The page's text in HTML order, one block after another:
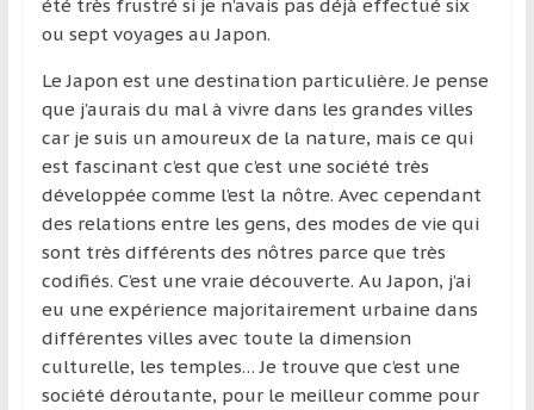
été très frustré si je n’avais pas déjà effectué six
ou sept voyages au Japon.
Le Japon est une destination particulière. Je pense
que j’aurais du mal à vivre dans les grandes villes
car je suis un amoureux de la nature, mais ce qui
est fascinant c’est que c’est une société très
développée comme l’est la nôtre. Avec cependant
des relations entre les gens, des modes de vie qui
sont très différents des nôtres parce que très
codifiés. C’est une vraie découverte. Au Japon, j’ai
eu une expérience majoritairement urbaine dans
différentes villes avec toute la dimension
culturelle, les temples… Je trouve que c’est une
société déroutante, pour le meilleur comme pour